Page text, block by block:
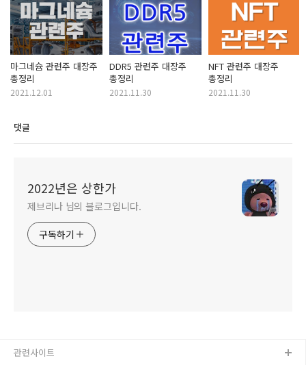
마그네슘 관련주 대장주
총정리
2021.12.01
DDR5 관련주 대장주
총정리
2021.11.30
NFT 관련주 대장주
총정리
2021.11.30
댓글
2022년은 상한가
제브리나 님의 블로그입니다.
구독하기
관련사이트